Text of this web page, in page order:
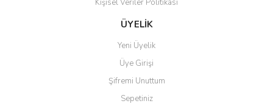
Gönder
Kişisel Veriler Politikası
ÜYELİK
Yeni Üyelik
Üye Girişi
Şifremi Unuttum
Sepetiniz